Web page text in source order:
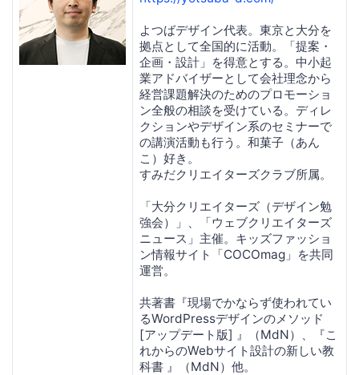
よつばデザイン代表。東京と大分を
拠点として全国的に活動。「提案・
企画・設計」を得意とする。中小起
業アドバイザーとして会社理念から
経営課題解決のためのプロモーショ
ン全般の相談を受けている。ディレ
クションやデザイン系のセミナーで
の講演活動も行う。和菓子（あん
こ）好き。
すみだクリエイターズクラブ所属。
「大分クリエイターズ（デザイン勉
強会）」、「ウェブクリエイターズ
ニュース」主催。キッズファッショ
ン情報サイト「COCOmag」を共同
運営。
共著書『現場でかならず使われてい
るWordPressデザインのメソッド
[アップデート版] 』（MdN）、『こ
れからのWebサイト設計の新しい教
科書 』（MdN）他。